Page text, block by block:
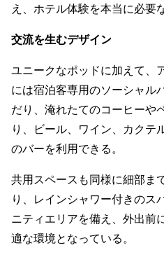
え、ホテル体験を本当に必要
交流を生むデザイン
ユニークなポッドに加えて、
には宿泊客専用のソーシャル
だり、淹れたてのコーヒーや
り、ビール、ワイン、カクテ
のバーを利用できる。
共用スペースも同様に細部ま
り、レインシャワー付きのス
ニティエリアを備え、外出前
適な環境となっている。